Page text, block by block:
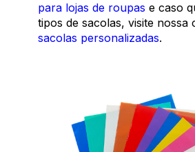
para lojas de roupas e caso
tipos de sacolas, visite nossa
sacolas personalizadas.